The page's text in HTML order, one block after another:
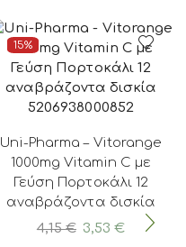
15%
5206938000852
Uni-Pharma – Vitorange
1000mg Vitamin C με
Γεύση Πορτοκάλι 12
αναβράζοντα δισκία
4,15€ Original
3,53€Η